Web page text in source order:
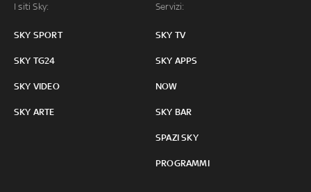
I siti Sky:
SKY SPORT
SKY TG24
SKY VIDEO
SKY ARTE
Servizi:
SKY TV
SKY APPS
NOW
SKY BAR
SPAZI SKY
PROGRAMMI